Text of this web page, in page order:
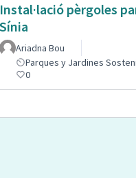
Instal·lació pèrgoles
Sínia
Ariadna Bou
Parques y Jardines
0